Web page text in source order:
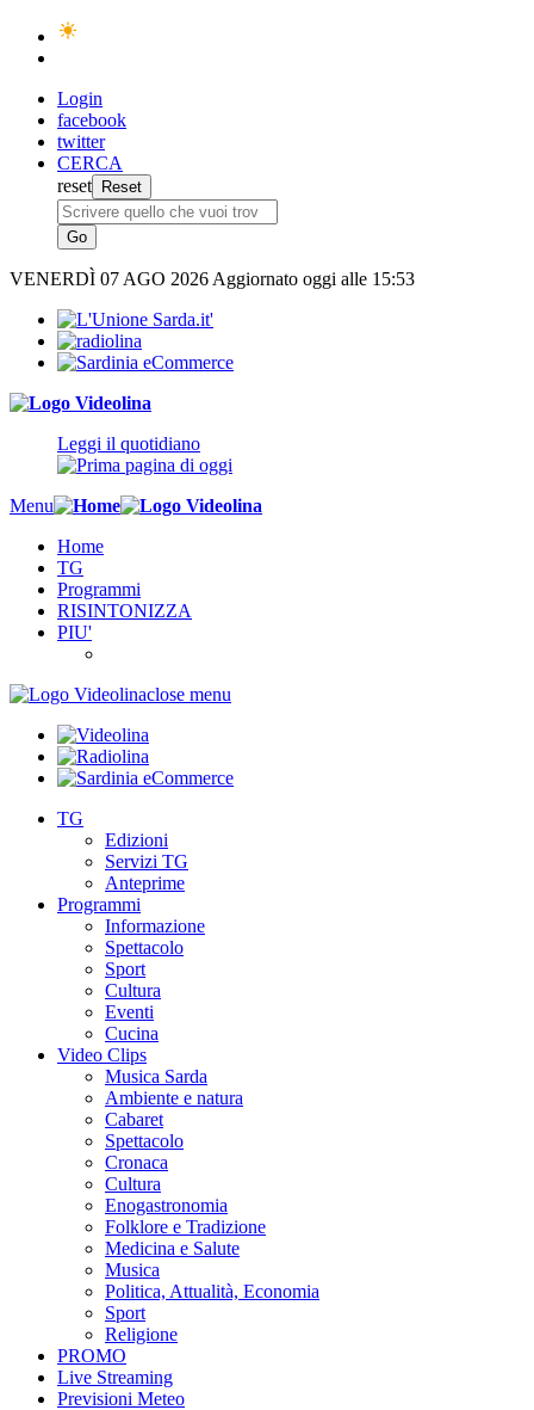
Login
facebook
twitter
CERCA
reset
VENERDÌ 07 AGO 2026 Aggiornato oggi alle 15:53
Leggi il quotidiano
Menu
Home
TG
Programmi
RISINTONIZZA
PIU'
close menu
TG
Edizioni
Servizi TG
Anteprime
Programmi
Informazione
Spettacolo
Sport
Cultura
Eventi
Cucina
Video Clips
Musica Sarda
Ambiente e natura
Cabaret
Spettacolo
Cronaca
Cultura
Enogastronomia
Folklore e Tradizione
Medicina e Salute
Musica
Politica, Attualità, Economia
Sport
Religione
PROMO
Live Streaming
Previsioni Meteo